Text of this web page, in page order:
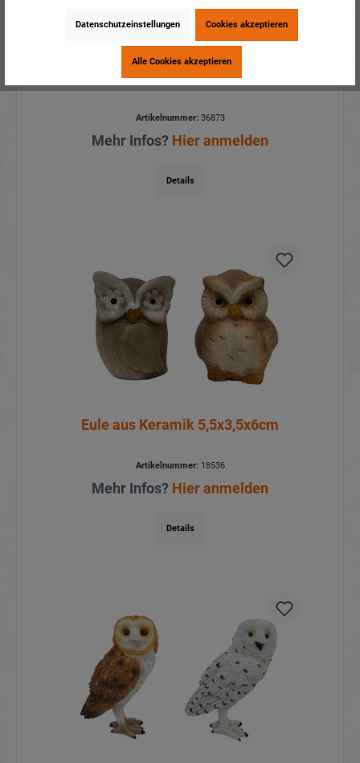
Deko Eule mit Kunstfell 10x10x16cm
Artikelnummer:36873
Mehr Infos? Hier anmelden
Details
Eule aus Keramik 5,5x3,5x6cm
Artikelnummer:18536
Mehr Infos? Hier anmelden
Details
Datenschutzeinstellungen Cookies akzeptieren
Alle Cookies akzeptieren